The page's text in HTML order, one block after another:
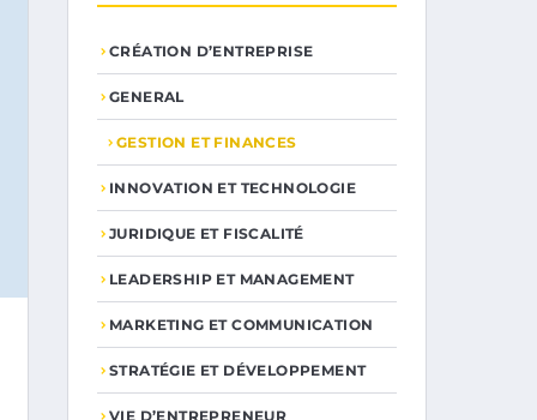
CRÉATION D’ENTREPRISE
GENERAL
GESTION ET FINANCES
INNOVATION ET TECHNOLOGIE
JURIDIQUE ET FISCALITÉ
LEADERSHIP ET MANAGEMENT
MARKETING ET COMMUNICATION
STRATÉGIE ET DÉVELOPPEMENT
VIE D’ENTREPRENEUR